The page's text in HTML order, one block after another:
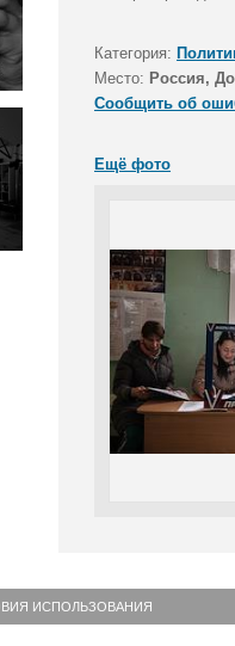
Категория:
Место: Россия,
Сообщить об
Ещё фото
ИСПОЛЬЗОВАНИЯ